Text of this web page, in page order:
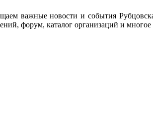
важные новости и события
форум, каталог организаций и многое